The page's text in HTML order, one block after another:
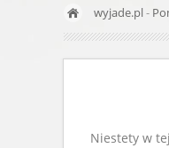
wyjade.pl-
Niestety w